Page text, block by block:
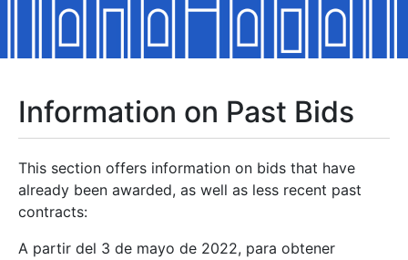
Show/Hide
Show/Hide
Show/Hide
Information on Past Bids
This section offers information on bids that have
already been awarded, as well as less recent past
contracts:
A partir del 3 de mayo de 2022, para obtener